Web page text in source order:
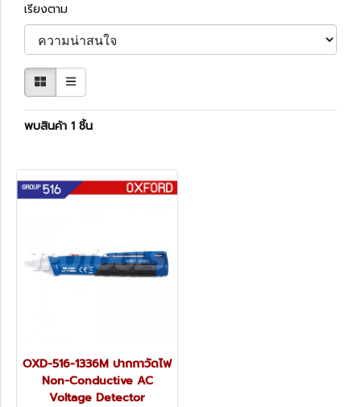
เรียงตาม
พบสินค้า 1 ชิ้น
OXD-516-1336M ปากกาวัดไฟ
Non-Conductive AC
Voltage Detector